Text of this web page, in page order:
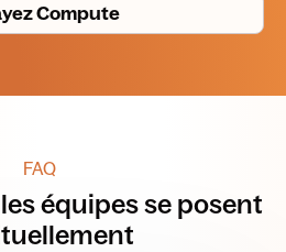
Compute
FAQ
équipes se posent